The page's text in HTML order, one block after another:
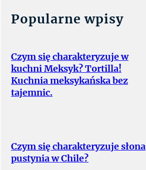
Popularne wpisy
Czym się charakteryzuje w
kuchni Meksyk? Tortilla!
Kuchnia meksykańska bez
tajemnic.
Czym się charakteryzuje słona
pustynia w Chile?